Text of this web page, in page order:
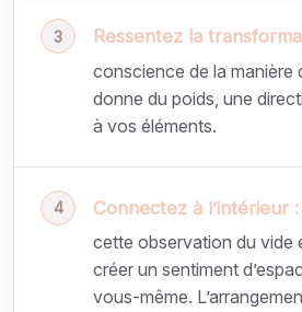
Ressentez la
conscience de la manière
donne du poids, une
à vos éléments.
Connectez à l’intérieur :
cette observation du vide
créer un sentiment
vous-même.